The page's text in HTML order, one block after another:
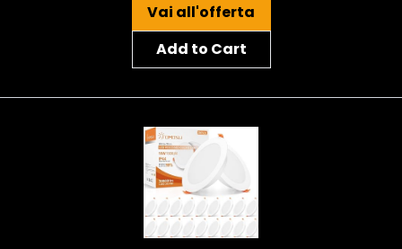
Vai all'offerta
Add to Cart